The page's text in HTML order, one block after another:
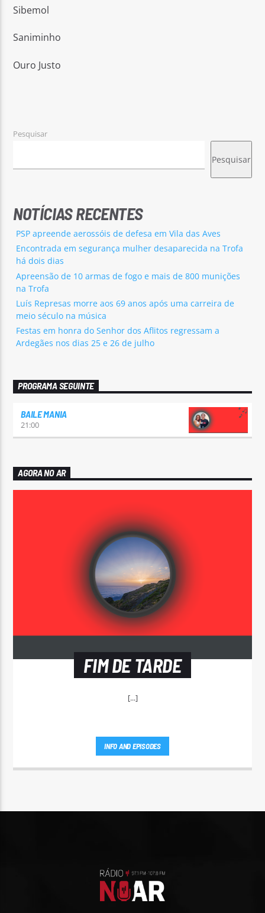
Sibemol
Saniminho
Ouro Justo
Pesquisar
Pesquisar
NOTÍCIAS RECENTES
PSP apreende aerossóis de defesa em Vila das Aves
Encontrada em segurança mulher desaparecida na Trofa
há dois dias
Apreensão de 10 armas de fogo e mais de 800 munições
na Trofa
Luís Represas morre aos 69 anos após uma carreira de
meio século na música
Festas em honra do Senhor dos Aflitos regressam a
Ardegães nos dias 25 e 26 de julho
PROGRAMA SEGUINTE
BAILE MANIA
21:00
AGORA NO AR
FIM DE TARDE
[...]
INFO AND EPISODES